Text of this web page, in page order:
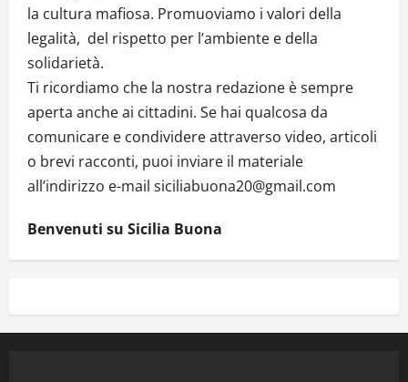
la cultura mafiosa. Promuoviamo i valori della
legalità, del rispetto per l’ambiente e della
solidarietà.
Ti ricordiamo che la nostra redazione è sempre
aperta anche ai cittadini. Se hai qualcosa da
comunicare e condividere attraverso video, articoli
o brevi racconti, puoi inviare il materiale
all’indirizzo e-mail siciliabuona20@gmail.com
Benvenuti su Sicilia Buona